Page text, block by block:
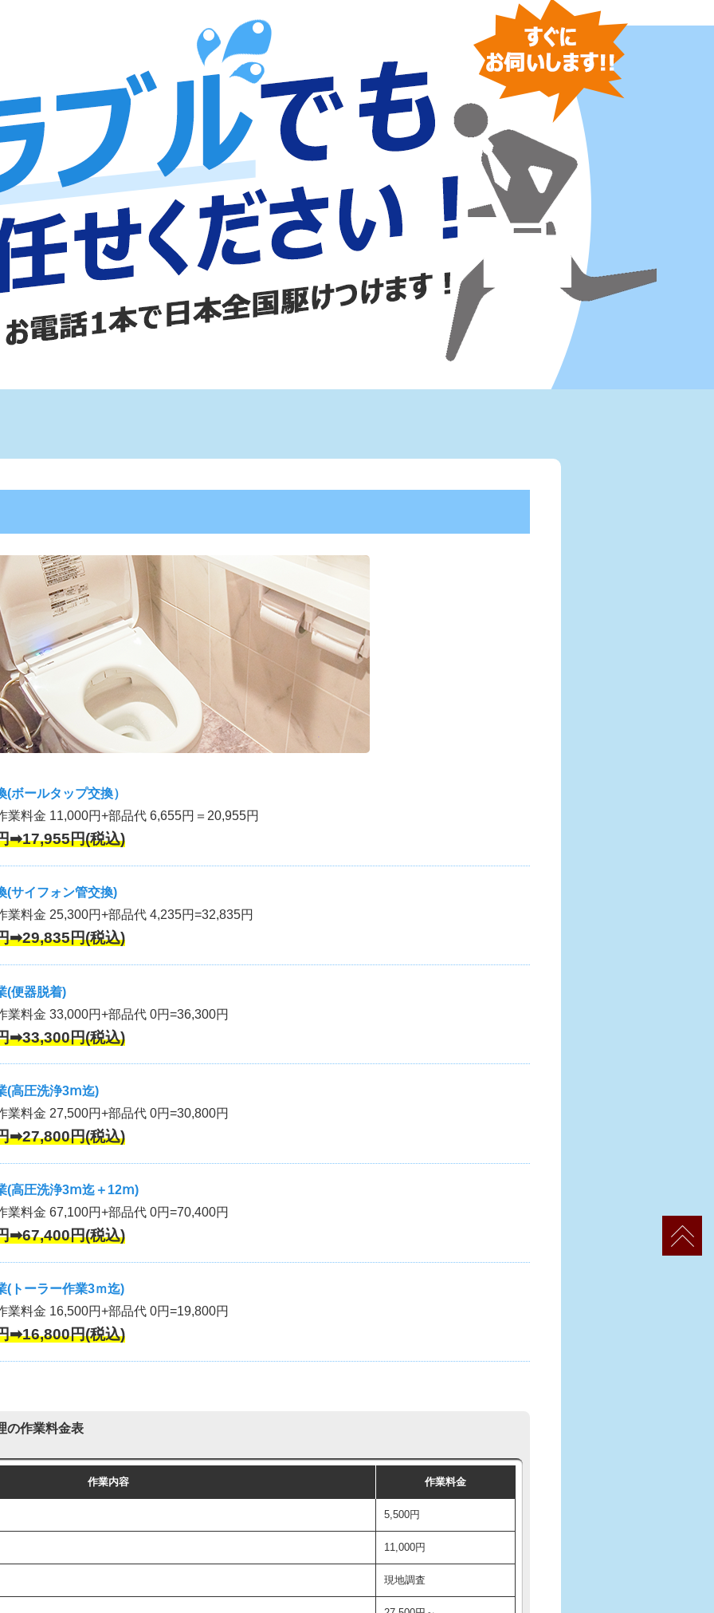
ボールタップ交換）
業料金 11,000円+部品代 6,655円＝20,955円
➡17,955円(税込)
(サイフォン管交換)
業料金 25,300円+部品代 4,235円=32,835円
➡29,835円(税込)
(便器脱着)
業料金 33,000円+部品代 0円=36,300円
➡33,300円(税込)
(高圧洗浄3ⅿ迄)
業料金 27,500円+部品代 0円=30,800円
➡27,800円(税込)
(高圧洗浄3ⅿ迄＋12ⅿ)
業料金 67,100円+部品代 0円=70,400円
➡67,400円(税込)
(トーラー作業3ｍ迄)
業料金 16,500円+部品代 0円=19,800円
➡16,800円(税込)
の作業料金表
作業内容 作業料金
5,500円
11,000円
現地調査